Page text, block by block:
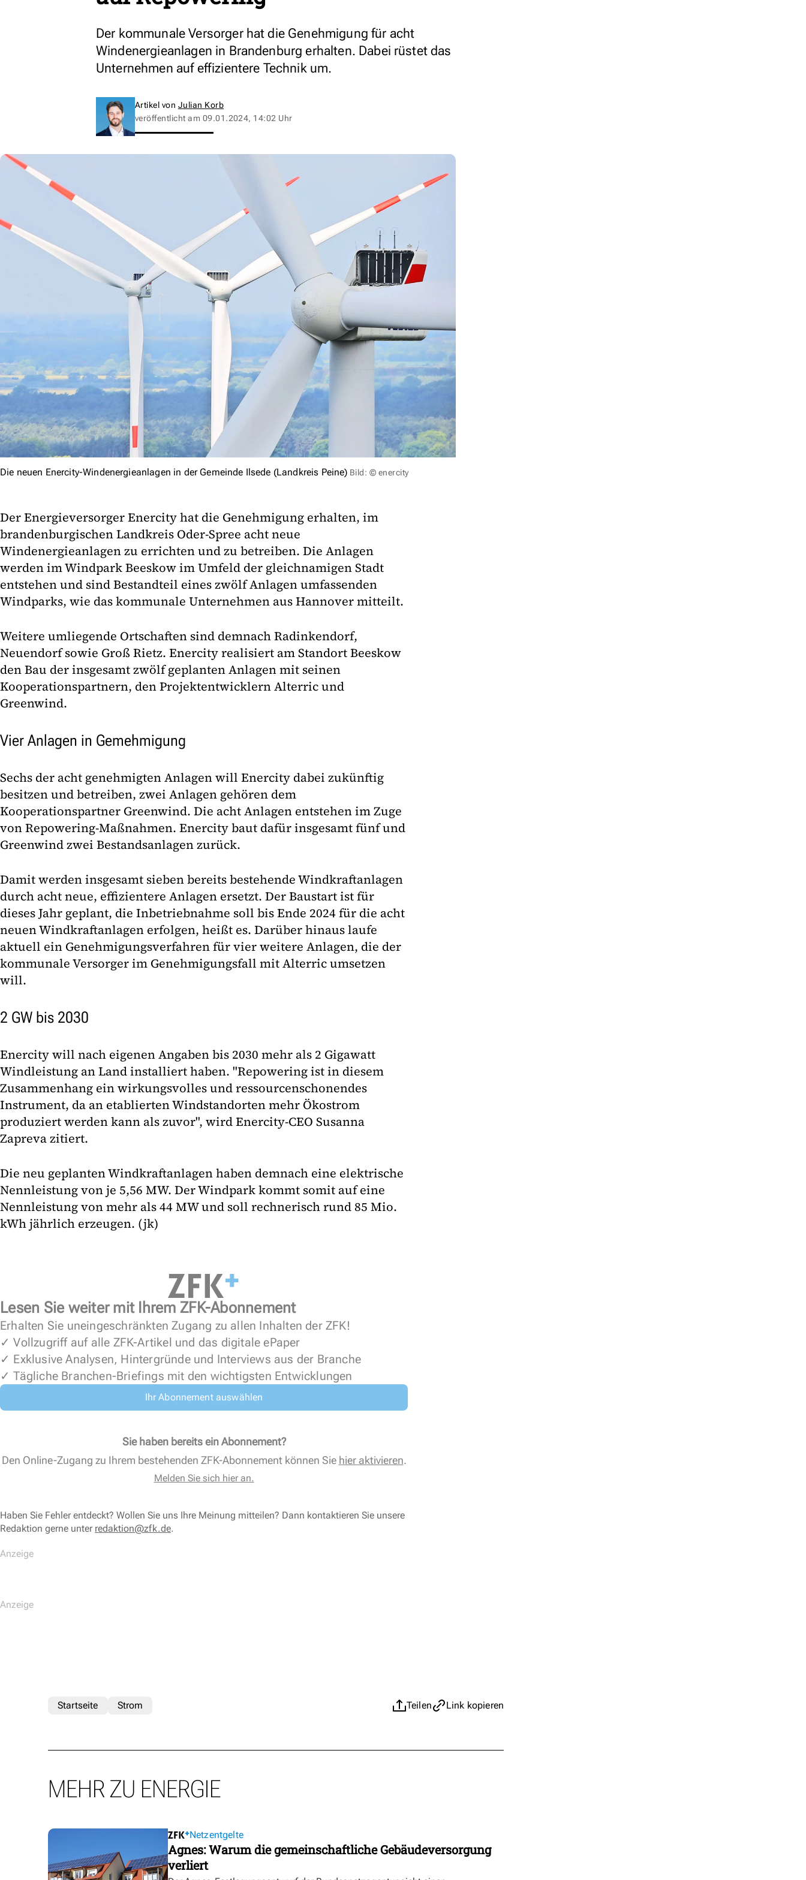
Der kommunale Versorger hat die Genehmigung für acht
Windenergieanlagen in Brandenburg erhalten. Dabei rüstet das
Unternehmen auf effizientere Technik um.
Artikel von Julian Korb
veröffentlicht am 09.01.2024, 14:02 Uhr
Die neuen Enercity-Windenergieanlagen in der Gemeinde Ilsede (Landkreis Peine) Bild: © enercity
Der Energieversorger Enercity hat die Genehmigung erhalten, im
brandenburgischen Landkreis Oder-Spree acht neue
Windenergieanlagen zu errichten und zu betreiben. Die Anlagen
werden im Windpark Beeskow im Umfeld der gleichnamigen Stadt
entstehen und sind Bestandteil eines zwölf Anlagen umfassenden
Windparks, wie das kommunale Unternehmen aus Hannover mitteilt.
Weitere umliegende Ortschaften sind demnach Radinkendorf,
Neuendorf sowie Groß Rietz. Enercity realisiert am Standort Beeskow
den Bau der insgesamt zwölf geplanten Anlagen mit seinen
Kooperationspartnern, den Projektentwicklern Alterric und
Greenwind.
Vier Anlagen in Gemehmigung
Sechs der acht genehmigten Anlagen will Enercity dabei zukünftig
besitzen und betreiben, zwei Anlagen gehören dem
Kooperationspartner Greenwind. Die acht Anlagen entstehen im Zuge
von Repowering-Maßnahmen. Enercity baut dafür insgesamt fünf und
Greenwind zwei Bestandsanlagen zurück.
Damit werden insgesamt sieben bereits bestehende Windkraftanlagen
durch acht neue, effizientere Anlagen ersetzt. Der Baustart ist für
dieses Jahr geplant, die Inbetriebnahme soll bis Ende 2024 für die acht
neuen Windkraftanlagen erfolgen, heißt es. Darüber hinaus laufe
aktuell ein Genehmigungsverfahren für vier weitere Anlagen, die der
kommunale Versorger im Genehmigungsfall mit Alterric umsetzen
will.
2 GW bis 2030
Enercity will nach eigenen Angaben bis 2030 mehr als 2 Gigawatt
Windleistung an Land installiert haben. "Repowering ist in diesem
Zusammenhang ein wirkungsvolles und ressourcenschonendes
Instrument, da an etablierten Windstandorten mehr Ökostrom
produziert werden kann als zuvor", wird Enercity-CEO Susanna
Zapreva zitiert.
Die neu geplanten Windkraftanlagen haben demnach eine elektrische
Nennleistung von je 5,56 MW. Der Windpark kommt somit auf eine
Nennleistung von mehr als 44 MW und soll rechnerisch rund 85 Mio.
kWh jährlich erzeugen. (jk)
Lesen Sie weiter mit Ihrem ZFK-Abonnement
Erhalten Sie uneingeschränkten Zugang zu allen Inhalten der ZFK!
✓ Vollzugriff auf alle ZFK-Artikel und das digitale ePaper
✓ Exklusive Analysen, Hintergründe und Interviews aus der Branche
✓ Tägliche Branchen-Briefings mit den wichtigsten Entwicklungen
Ihr Abonnement auswählen
Sie haben bereits ein Abonnement?
Den Online-Zugang zu Ihrem bestehenden ZFK-Abonnement können Sie hier aktivieren.
Melden Sie sich hier an.
Haben Sie Fehler entdeckt? Wollen Sie uns Ihre Meinung mitteilen? Dann kontaktieren Sie unsere
Redaktion gerne unter redaktion@zfk.de.
Teilen Link kopieren
Startseite Strom
MEHR ZU ENERGIE
Netzentgelte
Agnes: Warum die gemeinschaftliche Gebäudeversorgung
verliert